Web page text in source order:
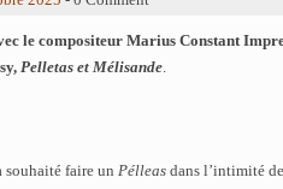
le compositeur Marius Constant
Pelletas et Mélisande.
faire un Pélleas dans l’intimité